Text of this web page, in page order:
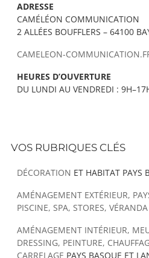
ADRESSE
CAMÉLÉON COMMUNICATION
2 ALLÉES BOUFFLERS – 64100
CAMELEON-
HEURES D’OUVERTURE
DU LUNDI AU VENDREDI :
VOS RUBRIQUES CLÉS
DÉCORATION ET HABITAT PAYS
AMÉNAGEMENT EXTÉRIEUR,
PISCINE, SPA, STORES, VÉRANDA
AMÉNAGEMENT INTÉRIEUR,
DRESSING, PEINTURE,
CARRELAGE PAYS BASQUE ET